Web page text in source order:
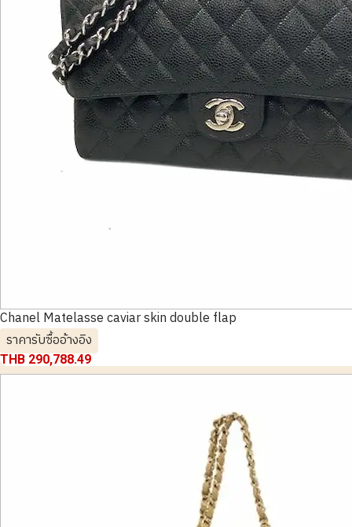
Chanel Matelasse caviar skin double flap
ราคารับซื้ออ้างอิง
THB 290,788.49